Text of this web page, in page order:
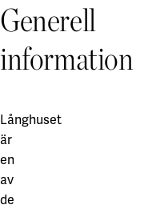
Generell
information
Långhuset
är
en
av
de